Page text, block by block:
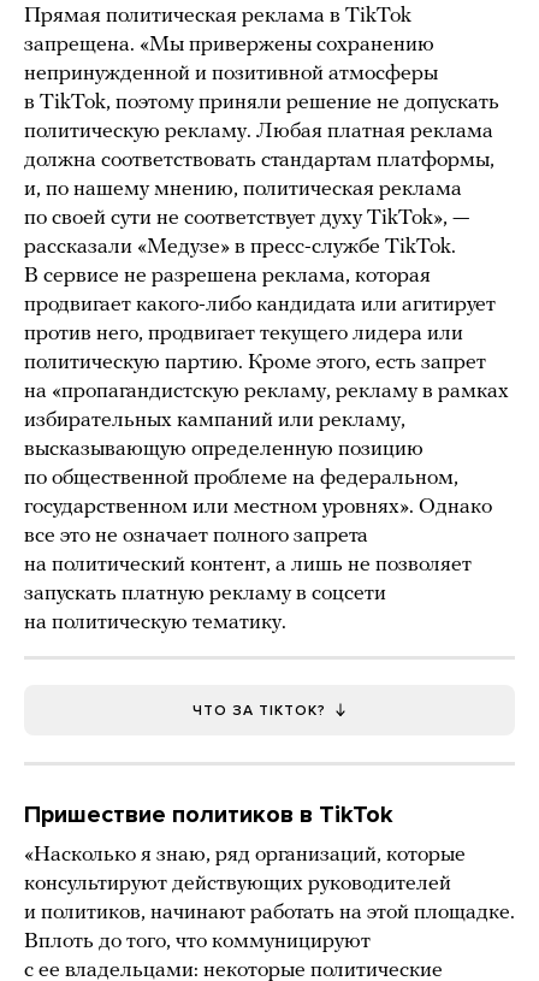
Прямая политическая реклама в TikTok
запрещена. «Мы привержены сохранению
непринужденной и позитивной атмосферы
в TikTok, поэтому приняли решение не допускать
политическую рекламу. Любая платная реклама
должна соответствовать стандартам платформы,
и, по нашему мнению, политическая реклама
по своей сути не соответствует духу TikTok», —
рассказали «Медузе» в пресс-службе TikTok.
В сервисе не разрешена реклама, которая
продвигает какого-либо кандидата или агитирует
против него, продвигает текущего лидера или
политическую партию. Кроме этого, есть запрет
на «пропагандистскую рекламу, рекламу в рамках
избирательных кампаний или рекламу,
высказывающую определенную позицию
по общественной проблеме на федеральном,
государственном или местном уровнях». Однако
все это не означает полного запрета
на политический контент, а лишь не позволяет
запускать платную рекламу в соцсети
на политическую тематику.
ЧТО ЗА TIKTOK?
Пришествие политиков в TikTok
«Насколько я знаю, ряд организаций, которые
консультируют действующих руководителей
и политиков, начинают работать на этой площадке.
Вплоть до того, что коммуницируют
с ее владельцами: некоторые политические